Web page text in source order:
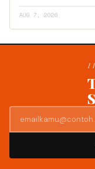
AUG 7, 2026
//